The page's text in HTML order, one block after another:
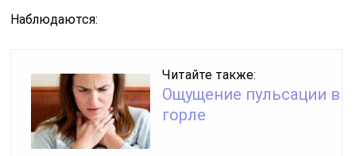
Наблюдаются:
Читайте также:
Ощущение пульсации в
горле